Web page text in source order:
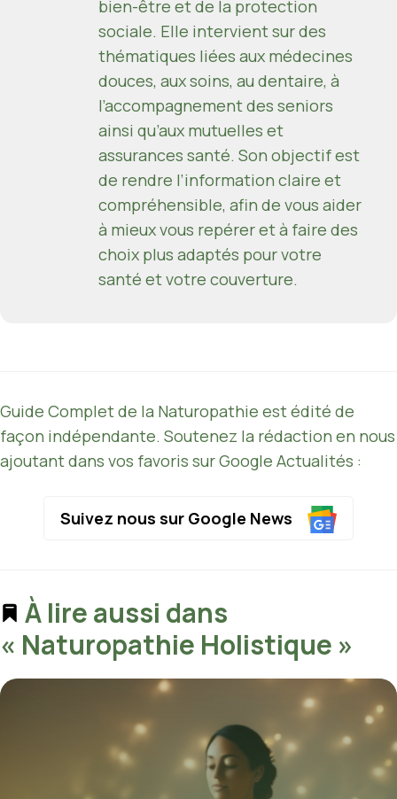
bien-être et de la protection
sociale. Elle intervient sur des
thématiques liées aux médecines
douces, aux soins, au dentaire, à
l’accompagnement des seniors
ainsi qu’aux mutuelles et
assurances santé. Son objectif est
de rendre l’information claire et
compréhensible, afin de vous aider
à mieux vous repérer et à faire des
choix plus adaptés pour votre
santé et votre couverture.
Guide Complet de la Naturopathie est édité de
façon indépendante. Soutenez la rédaction en nous
ajoutant dans vos favoris sur Google Actualités :
Suivez nous sur Google News
À lire aussi dans
« Naturopathie Holistique »